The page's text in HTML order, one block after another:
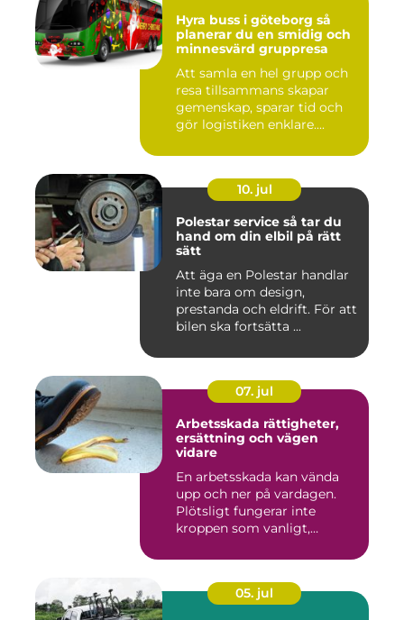
Hyra buss i göteborg så
planerar du en smidig och
minnesvärd gruppresa
Att samla en hel grupp och
resa tillsammans skapar
gemenskap, sparar tid och
gör logistiken enklare....
10. jul
Polestar service så tar du
hand om din elbil på rätt
sätt
Att äga en Polestar handlar
inte bara om design,
prestanda och eldrift. För att
bilen ska fortsätta ...
07. jul
Arbetsskada rättigheter,
ersättning och vägen
vidare
En arbetsskada kan vända
upp och ner på vardagen.
Plötsligt fungerar inte
kroppen som vanligt,
05. jul